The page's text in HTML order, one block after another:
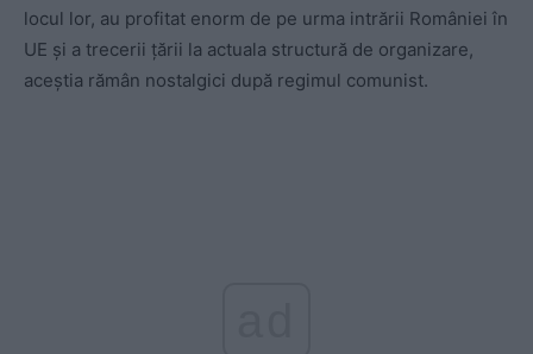
locul lor, au profitat enorm de pe urma intrării României în
UE și a trecerii țării la actuala structură de organizare,
aceștia rămân nostalgici după regimul comunist.